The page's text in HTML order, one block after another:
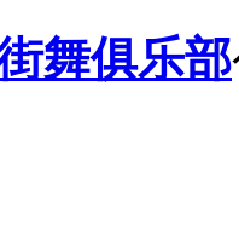
舞俱乐部